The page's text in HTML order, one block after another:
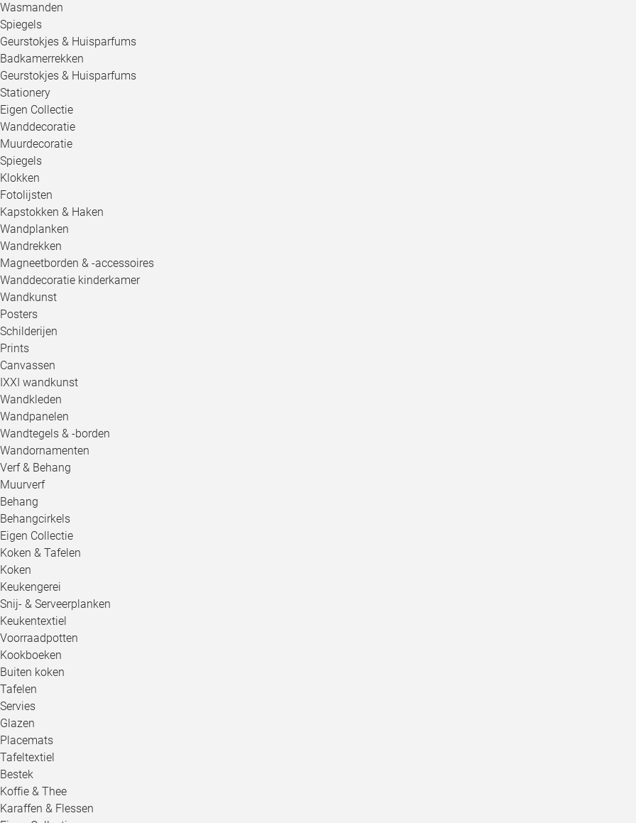
Wasmanden
Spiegels
Geurstokjes & Huisparfums
Badkamerrekken
Geurstokjes & Huisparfums
Stationery
Eigen Collectie
Wanddecoratie
Muurdecoratie
Spiegels
Klokken
Fotolijsten
Kapstokken & Haken
Wandplanken
Wandrekken
Magneetborden & -accessoires
Wanddecoratie kinderkamer
Wandkunst
Posters
Schilderijen
Prints
Canvassen
IXXI wandkunst
Wandkleden
Wandpanelen
Wandtegels & -borden
Wandornamenten
Verf & Behang
Muurverf
Behang
Behangcirkels
Eigen Collectie
Koken & Tafelen
Koken
Keukengerei
Snij- & Serveerplanken
Keukentextiel
Voorraadpotten
Kookboeken
Buiten koken
Tafelen
Servies
Glazen
Placemats
Tafeltextiel
Bestek
Koffie & Thee
Karaffen & Flessen